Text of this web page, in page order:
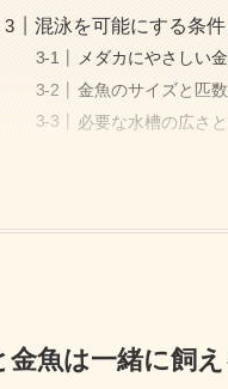
混泳を可能にする条
メダカにやさしい
金魚のサイズと匹
必要な水槽の広さ
金魚は一緒に飼